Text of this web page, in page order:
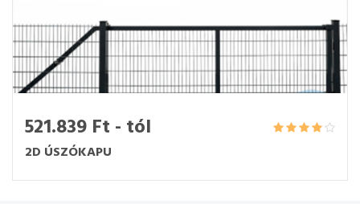
521.839 Ft - tól
2D ÚSZÓKAPU